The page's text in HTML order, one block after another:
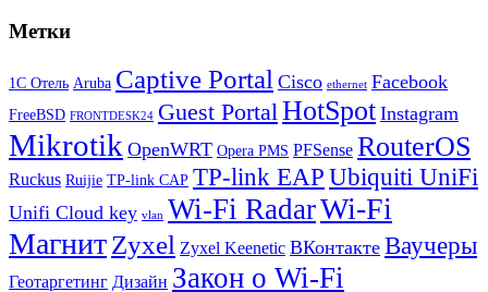
Метки
1С Отель Aruba Captive Portal Cisco ethernet Facebook
FreeBSD FRONTDESK24 Guest Portal HotSpot Instagram
Mikrotik OpenWRT Opera PMS PFSense RouterOS
Ruckus Ruijie TP-link CAP TP-link EAP Ubiquiti UniFi
Unifi Cloud key vlan Wi-Fi RadarWi-Fi
МагнитZyxel Zyxel Keenetic ВКонтакте Ваучеры
Геотаргетинг Дизайн Закон о Wi-Fi